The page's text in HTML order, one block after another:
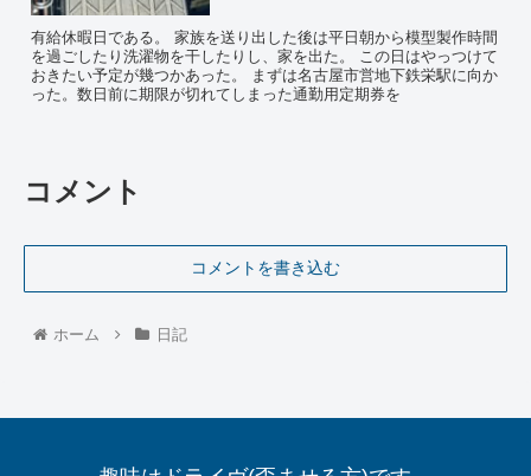
有給休暇日である。 家族を送り出した後は平日朝から模型製作時間
を過ごしたり洗濯物を干したりし、家を出た。 この日はやっつけて
おきたい予定が幾つかあった。 まずは名古屋市営地下鉄栄駅に向か
った。数日前に期限が切れてしまった通勤用定期券を
コメント
コメントを書き込む
ホーム 日記